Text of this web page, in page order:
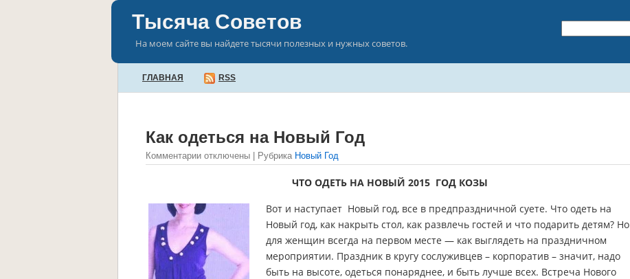
Тысяча Советов
На моем сайте вы найдете тысячи полезных и нужных советов.
ГЛАВНАЯ RSS
Как одеться на Новый Год
Комментарии отключены | Рубрика Новый Год
ЧТО ОДЕТЬ НА НОВЫЙ 2015 ГОД КОЗЫ
Вот и наступает Новый год, все в предпраздничной суете. Что одеть на
Новый год, как накрыть стол, как развлечь гостей и что подарить детям? Но
для женщин всегда на первом месте — как выглядеть на праздничном
мероприятии. Праздник в кругу сослуживцев – корпоратив – значит, надо
быть на высоте, одеться понаряднее, и быть лучше всех. Встреча Нового